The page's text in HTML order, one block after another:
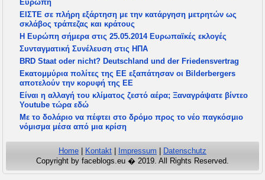
Ευρώπη
ΕΙΣΤΕ σε πλήρη εξάρτηση με την κατάργηση μετρητών ως
σκλάβος τράπεζας και κράτους
Η Ευρώπη σήμερα στις 25.05.2014 Ευρωπαϊκές εκλογές
Συνταγματική Συνέλευση στις ΗΠΑ
BRD Staat oder nicht? Deutschland und der Friedensvertrag
Εκατομμύρια πολίτες της ΕΕ εξαπάτησαν οι Bilderbergers
αποτελούν την κορυφή της ΕΕ
Είναι η αλλαγή του κλίματος ζεστό αέρα; Ξαναγράψατε βίντεο
Youtube τώρα εδώ
Με το δολάριο να πέφτει στο δρόμο προς το νέο παγκόσμιο
νόμισμα μέσα από μια κρίση
Home Kontakt Impressum
Datenschutz
Copyright by faceblogs.eu � 2019. All Rights Reserved.